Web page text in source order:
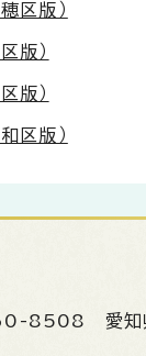
区版）
版）
版）
区版）
8508 愛